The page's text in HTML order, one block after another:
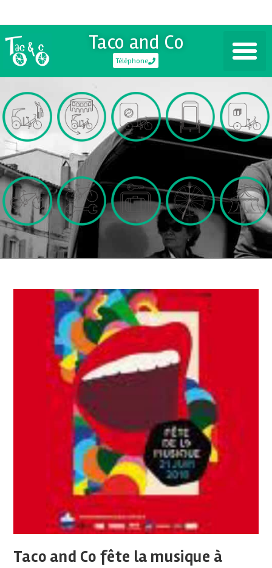
Taco and Co
Téléphone
Taco and Co fête la musique à